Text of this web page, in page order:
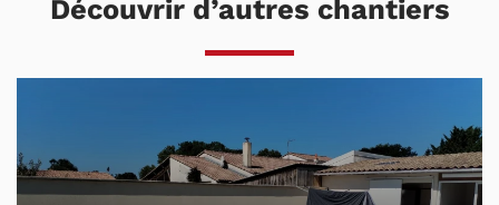
Découvrir d’autres chantiers